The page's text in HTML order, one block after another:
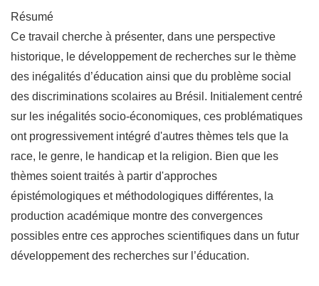
Résumé
Ce travail cherche à présenter, dans une perspective
historique, le développement de recherches sur le thème
des inégalités d’éducation ainsi que du problème social
des discriminations scolaires au Brésil. Initialement centré
sur les inégalités socio-économiques, ces problématiques
ont progressivement intégré d'autres thèmes tels que la
race, le genre, le handicap et la religion. Bien que les
thèmes soient traités à partir d'approches
épistémologiques et méthodologiques différentes, la
production académique montre des convergences
possibles entre ces approches scientifiques dans un futur
développement des recherches sur l’éducation.